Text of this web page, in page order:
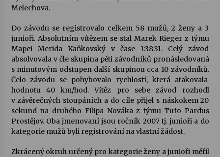
Pozvánka na integrační festival Quijotova
šedesátka: 28. 7.–1. 8. 2026
28. 7. 2026
Letní koncerty ve Stromovce: Kolchoz a
Jenakaši
28. 7. 2026
23. 7. 2026
Melechova.
Do závodu se registrovalo celkem 58 mužů, 2 ženy a 3
junioři. Absolutním vítězem se stal Marek Rieger z týmu
Mapei Merida Kaňkovský v čase 1:38:31. Celý závod
absolvovala v čle skupina pěti závodníků pronásledovaná
s minutovým odstupen další skupinou cca 10 závodníků.
Čelo závodu se pohybovalo rychlostí, která atakovala
hodnotu 40 km/hod. Vítěz pro sebe závod rozhodl
v závěrečných stoupáních a do cíle přijel s náskokem 20
sekund na druhého Filipa Nováka z týmu Tufo Pardus
Prostějov. Oba jmenovaní jsou ročník 2007 tj. junioři a do
kategorie mužů byli registrování na vlastní žádost.
Zkrácený okruh určený pro kategorie ženy a junioři měřil